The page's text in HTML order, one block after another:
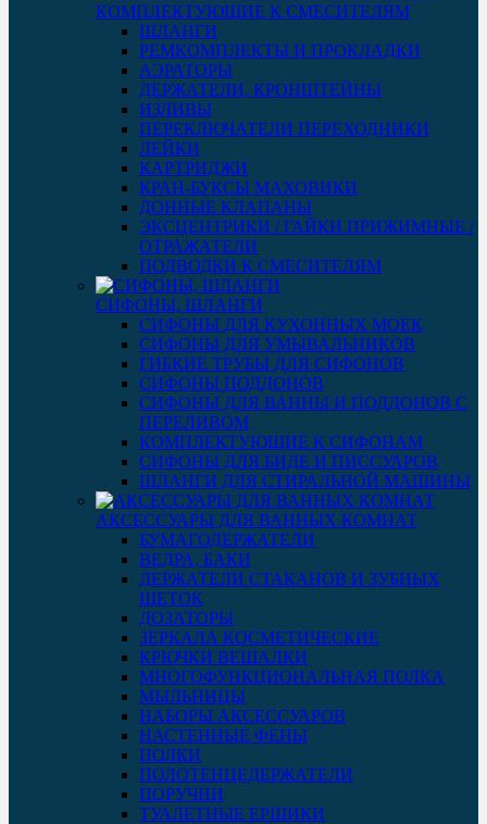
КОМПЛЕКТУЮЩИЕ К СМЕСИТЕЛЯМ
ШЛАНГИ
РЕМКОМПЛЕКТЫ И ПРОКЛАДКИ
АЭРАТОРЫ
ДЕРЖАТЕЛИ, КРОНШТЕЙНЫ
ИЗЛИВЫ
ПЕРЕКЛЮЧАТЕЛИ ПЕРЕХОДНИКИ
ЛЕЙКИ
КАРТРИДЖИ
КРАН-БУКСЫ МАХОВИКИ
ДОННЫЕ КЛАПАНЫ
ЭКСЦЕНТРИКИ / ГАЙКИ ПРИЖИМНЫЕ /
ОТРАЖАТЕЛИ
ПОДВОДКИ К СМЕСИТЕЛЯМ
СИФОНЫ, ШЛАНГИ
СИФОНЫ ДЛЯ КУХОННЫХ МОЕК
СИФОНЫ ДЛЯ УМЫВАЛЬНИКОВ
ГИБКИЕ ТРУБЫ ДЛЯ СИФОНОВ
СИФОНЫ ПОДДОНОВ
СИФОНЫ ДЛЯ ВАННЫ И ПОДДОНОВ С
ПЕРЕЛИВОМ
КОМПЛЕКТУЮЩИЕ К СИФОНАМ
СИФОНЫ ДЛЯ БИДЕ И ПИССУАРОВ
ШЛАНГИ ДЛЯ СТИРАЛЬНОЙ МАШИНЫ
АКСЕССУАРЫ ДЛЯ ВАННЫХ КОМНАТ
БУМАГОДЕРЖАТЕЛИ
ВЕДРА, БАКИ
ДЕРЖАТЕЛИ СТАКАНОВ И ЗУБНЫХ
ЩЕТОК
ДОЗАТОРЫ
ЗЕРКАЛА КОСМЕТИЧЕСКИЕ
КРЮЧКИ ВЕШАЛКИ
МНОГОФУНКЦИОНАЛЬНАЯ ПОЛКА
МЫЛЬНИЦЫ
НАБОРЫ АКСЕССУАРОВ
НАСТЕННЫЕ ФЕНЫ
ПОЛКИ
ПОЛОТЕНЦЕДЕРЖАТЕЛИ
ПОРУЧНИ
ТУАЛЕТНЫЕ ЕРШИКИ